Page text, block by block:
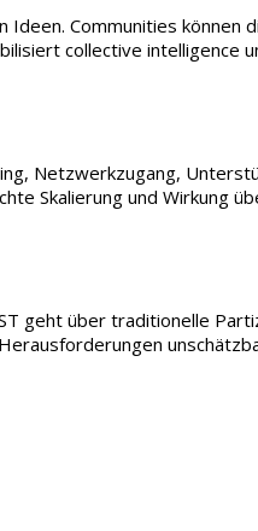
Communities können
collective intelligence
Netzwerkzugang,
Skalierung und Wirkung
geht über traditionelle